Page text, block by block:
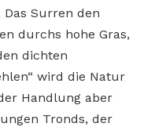
Surren den
durchs hohe Gras,
dichten
wird die Natur
Handlung aber
Tronds, der